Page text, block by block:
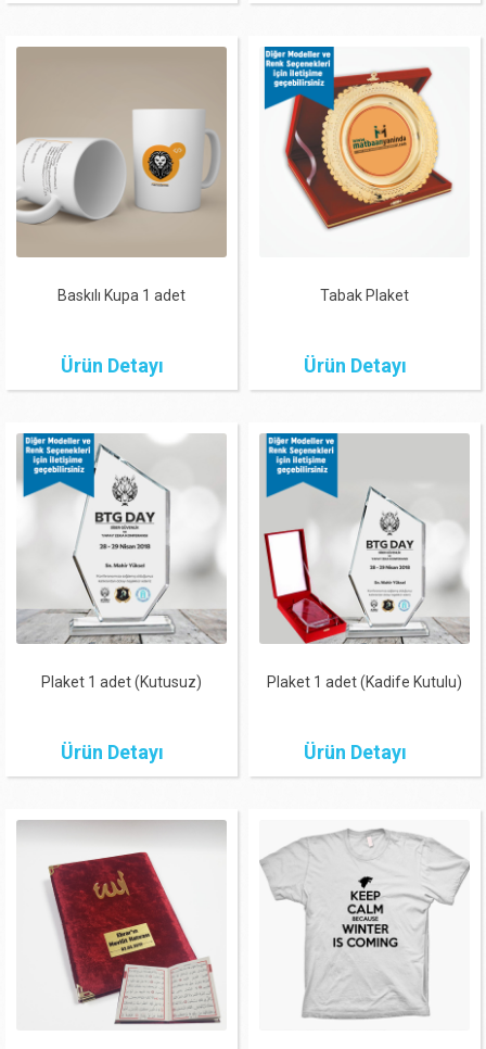
Baskılı Kupa 1 adet
Ürün Detayı
Tabak Plaket
Ürün Detayı
Plaket 1 adet (Kutusuz)
Ürün Detayı
Plaket 1 adet (Kadife Kutulu)
Ürün Detayı